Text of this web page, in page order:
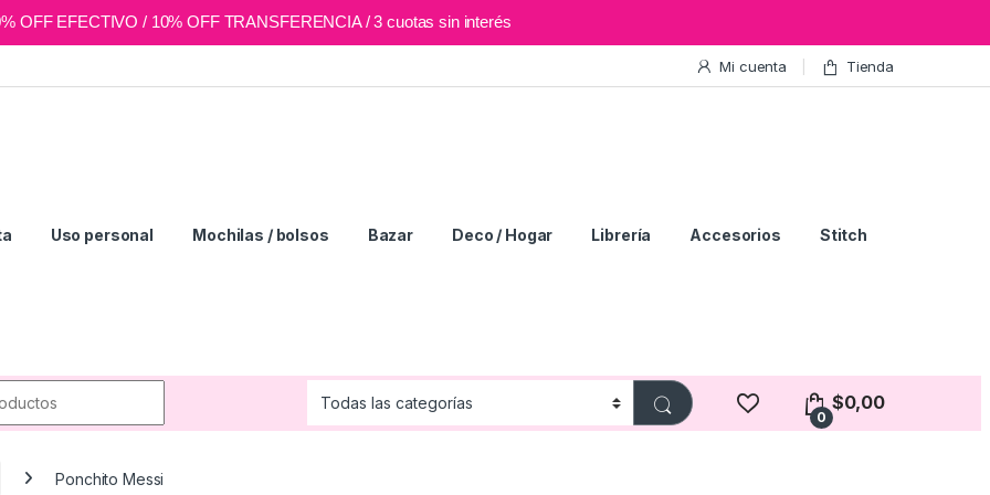
OFF EFECTIVO / 10% OFF TRANSFERENCIA / 3 cuotas sin interés
Mi cuenta Tienda
Uso personal Mochilas / bolsos Bazar Deco / Hogar Librería Accesorios Stitch
0
$0,00
Ponchito Messi